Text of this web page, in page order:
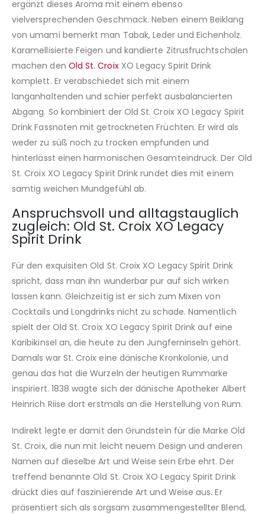
ergänzt dieses Aroma mit einem ebenso
vielversprechenden Geschmack. Neben einem Beiklang
von umami bemerkt man Tabak, Leder und Eichenholz.
Karamellisierte Feigen und kandierte Zitrusfruchtschalen
machen den Old St. CroixXO Legacy Spirit Drink
komplett. Er verabschiedet sich mit einem
langanhaltenden und schier perfekt ausbalancierten
Abgang. So kombiniert der Old St. Croix XO Legacy Spirit
Drink Fassnoten mit getrockneten Früchten. Er wird als
weder zu süß noch zu trocken empfunden und
hinterlässt einen harmonischen Gesamteindruck. Der Old
St. Croix XO Legacy Spirit Drink rundet dies mit einem
samtig weichen Mundgefühl ab.
Anspruchsvoll und alltagstauglich
zugleich: Old St. Croix XO Legacy
Spirit Drink
Für den exquisiten Old St. Croix XO Legacy Spirit Drink
spricht, dass man ihn wunderbar pur auf sich wirken
lassen kann. Gleichzeitig ist er sich zum Mixen von
Cocktails und Longdrinks nicht zu schade. Namentlich
spielt der Old St. Croix XO Legacy Spirit Drink auf eine
Karibikinsel an, die heute zu den Jungferninseln gehört.
Damals war St. Croix eine dänische Kronkolonie, und
genau das hat die Wurzeln der heutigen Rummarke
inspiriert. 1838 wagte sich der dänische Apotheker Albert
Heinrich Riise dort erstmals an die Herstellung von Rum.
Indirekt legte er damit den Grundstein für die Marke Old
St. Croix, die nun mit leicht neuem Design und anderen
Namen auf dieselbe Art und Weise sein Erbe ehrt. Der
treffend benannte Old St. Croix XO Legacy Spirit Drink
drückt dies auf faszinierende Art und Weise aus. Er
präsentiert sich als sorgsam zusammengestellter Blend,